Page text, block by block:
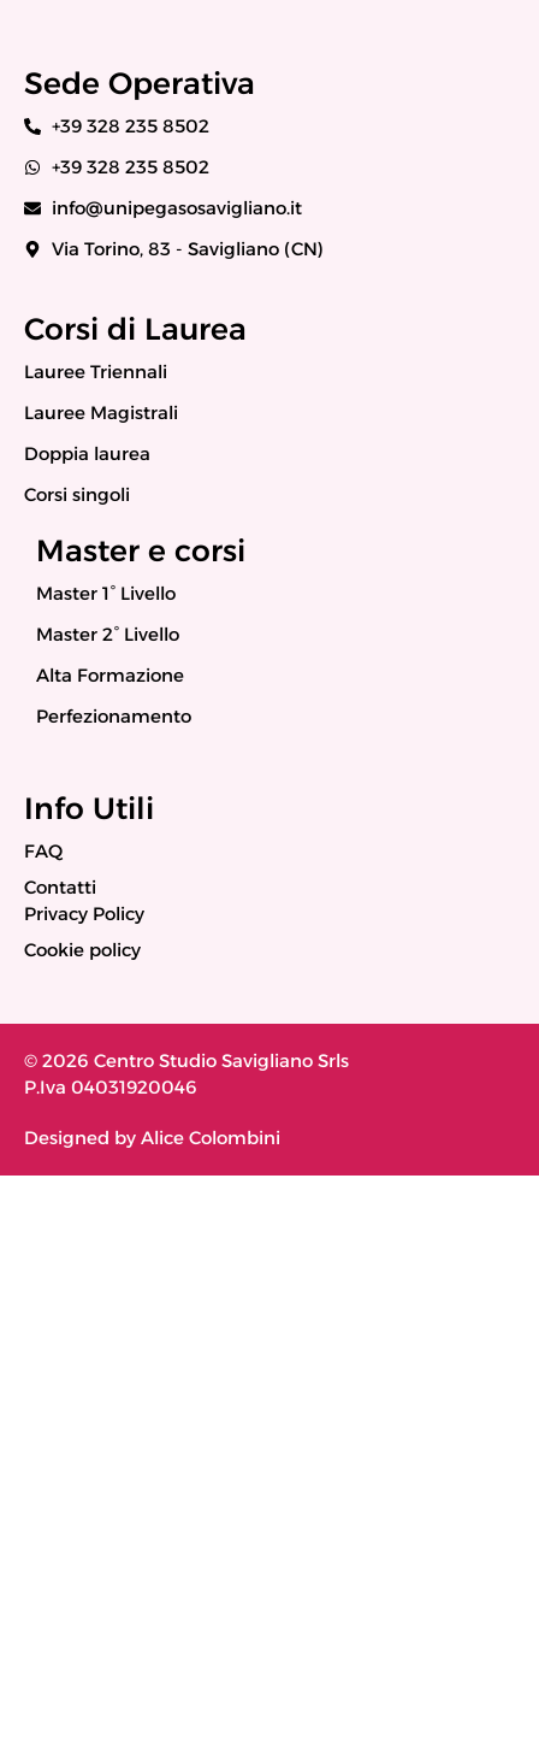
Sede Operativa
+39 328 235 8502
+39 328 235 8502
info@unipegasosavigliano.it
Via Torino, 83 - Savigliano (CN)
Corsi di Laurea
Lauree Triennali
Lauree Magistrali
Doppia laurea
Corsi singoli
Master e corsi
Master 1° Livello
Master 2° Livello
Alta Formazione
Perfezionamento
Info Utili
FAQ
Contatti
Privacy Policy
Cookie policy
© 2026 Centro Studio Savigliano Srls
P.Iva 04031920046
Designed by Alice Colombini